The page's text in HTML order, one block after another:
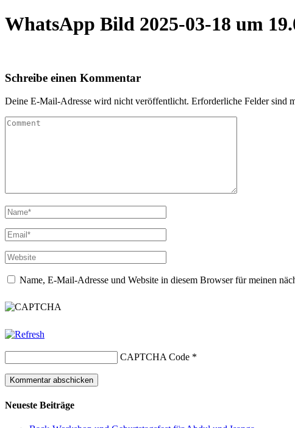
WhatsApp Bild 2025-03-18 um
Schreibe einen Kommentar
Deine E-Mail-Adresse wird nicht veröffentlicht. Erforderliche Felder sind
Name, E-Mail-Adresse und Website in diesem Browser für meinen
CAPTCHA Code *
Neueste Beiträge